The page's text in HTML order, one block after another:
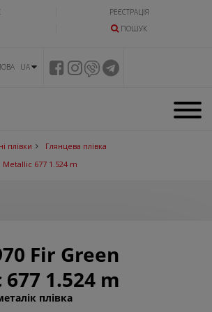
РЕЄСТРАЦІЯ
ПОШУК
UA
плівки
Глянцева плівка
677 1.524 m
Fir Green
1.524 m
плівка